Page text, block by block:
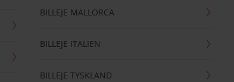
BILLEJE MALLORCA
BILLEJE ITALIEN
BILLEJE TYSKLAND